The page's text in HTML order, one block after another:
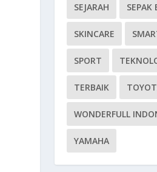
SEJARAH SEPAK
SKINCARE
SPORT
TERBAIK
WONDERFULL
YAMAHA